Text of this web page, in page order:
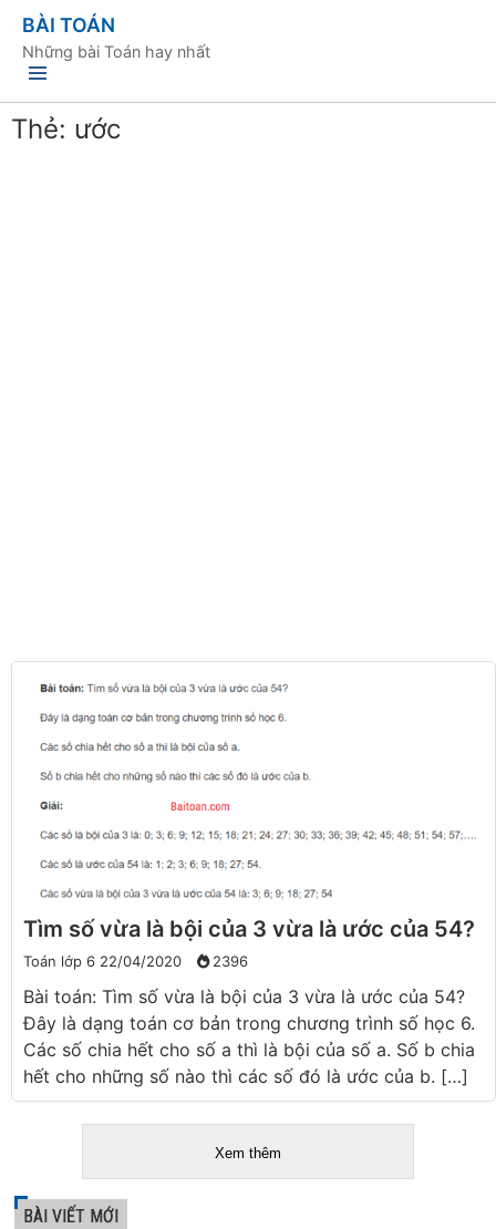
BÀI TOÁN
Những bài Toán hay nhất
Thẻ: ước
Tìm số vừa là bội của 3 vừa là ước của 54?
Toán lớp 6 22/04/2020 2396
Bài toán: Tìm số vừa là bội của 3 vừa là ước của 54?
Đây là dạng toán cơ bản trong chương trình số học 6.
Các số chia hết cho số a thì là bội của số a. Số b chia
hết cho những số nào thì các số đó là ước của b. […]
Xem thêm
BÀI VIẾT MỚI